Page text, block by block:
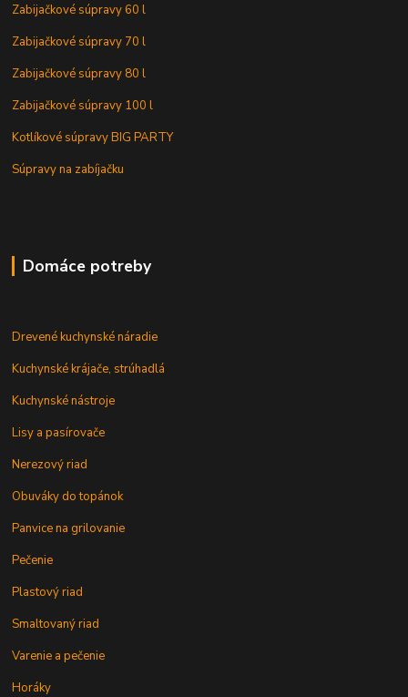
Zabijačkové súpravy 60 l
Zabijačkové súpravy 70 l
Zabijačkové súpravy 80 l
Zabijačkové súpravy 100 l
Kotlíkové súpravy BIG PARTY
Súpravy na zabíjačku
Domáce potreby
Drevené kuchynské náradie
Kuchynské krájače, strúhadlá
Kuchynské nástroje
Lisy a pasírovače
Nerezový riad
Obuváky do topánok
Panvice na grilovanie
Pečenie
Plastový riad
Smaltovaný riad
Varenie a pečenie
Horáky